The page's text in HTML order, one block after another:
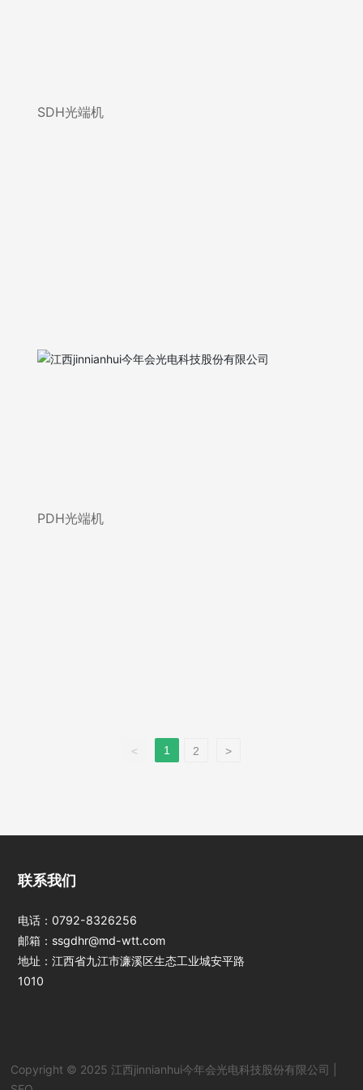
SDH光端机
PDH光端机
< 1 2 >
联系我们
电话：0792-8326256
邮箱： ssgdhr@md-wtt.com
地址：江西省九江市濂溪区生态工业城安平路
1010
Copyright © 2025 江西jinnianhui今年会光电科技股份有限公司 |